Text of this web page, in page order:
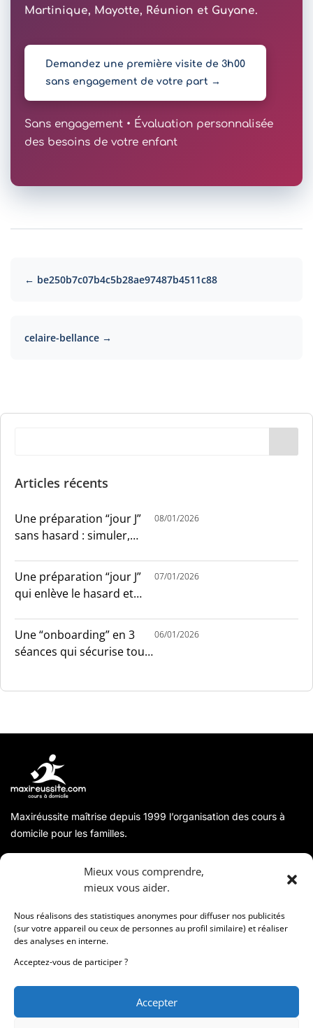
Mieux vous comprendre,
mieux vous aider.
Nous réalisons des statistiques anonymes pour diffuser nos publicités
(sur votre appareil ou ceux de personnes au profil similaire) et réaliser
des analyses en interne.
Acceptez-vous de participer ?
Accepter
Martinique, Mayotte, Réunion et Guyane.
Demandez une première visite de 3h00
sans engagement de votre part →
Sans engagement • Évaluation personnalisée
des besoins de votre enfant
← be250b7c07b4c5b28ae97487b4511c88
celaire-bellance →
Articles récents
Une préparation “jour J”
sans hasard : simuler,
08/01/2026
Une préparation “jour J”
qui enlève le hasard et
07/01/2026
Une “onboarding” en 3
séances qui sécurise tout
06/01/2026
Maxiréussite maîtrise depuis 1999 l’organisation des cours à
domicile pour les familles.
Coordonnées